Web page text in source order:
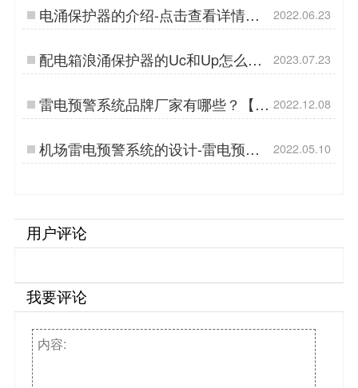
电涌保护器的介绍-点击查看详情
【杭州易造】…
2022.06.23
配电箱浪涌保护器的Uc和Up怎么选-
点击查看-易造防雷…
2023.07.23
雷电预警系统品牌厂家有哪些？【易
造防雷】…
2022.12.08
机场雷电预警系统的设计-雷电预警
编制单位更放心【杭州易造】…
2022.05.10
用户评论
我要评论